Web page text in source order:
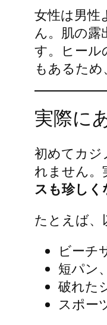
女性は男性
ん。肌の露
す。ヒール
もあるため
実際に
初めてカジ
れません。
スも珍しく
たとえば、
ビーチ
短パン
破れた
スポー